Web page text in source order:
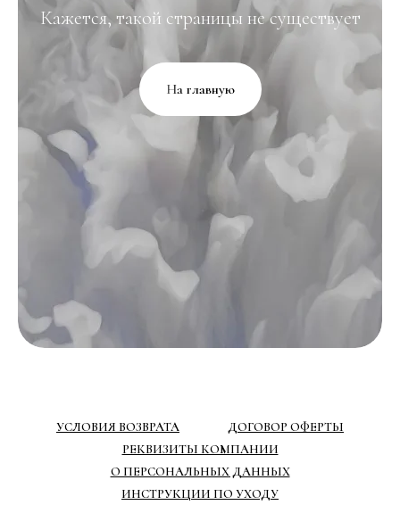
Кажется, такой страницы не существует
На главную
УСЛОВИЯ ВОЗВРАТА
ДОГОВОР ОФЕРТЫ
РЕКВИЗИТЫ КОМПАНИИ
О ПЕРСОНАЛЬНЫХ ДАННЫХ
ИНСТРУКЦИИ ПО УХОДУ